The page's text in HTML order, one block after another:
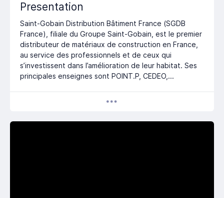
Presentation
Saint-Gobain Distribution Bâtiment France (SGDB
France), filiale du Groupe Saint-Gobain, est le premier
distributeur de matériaux de construction en France,
au service des professionnels et de ceux qui
s’investissent dans l’amélioration de leur habitat. Ses
principales enseignes sont POINT.P, CEDEO,...